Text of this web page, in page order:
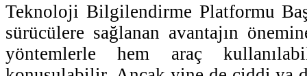
Teknoloji Bilgilendirme Platformu
sürücülere sağlanan avantajın
yöntemlerle hem araç